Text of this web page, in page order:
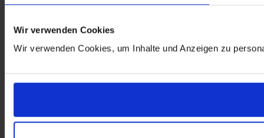
Wir verwenden Cookies
Wir verwenden Cookies, um Inhalte und Anzeigen zu